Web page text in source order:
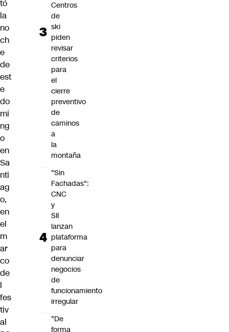
tó
la
no
ch
e
de
est
e
do
mi
ng
o
en
Sa
nti
ag
o,
en
el
m
ar
co
de
l
fes
tiv
al
Centros
de
ski
piden
revisar
criterios
para
el
cierre
preventivo
de
caminos
a
la
montaña
"Sin
Fachadas":
CNC
y
SII
lanzan
plataforma
para
denunciar
negocios
de
funcionamiento
irregular
"De
forma